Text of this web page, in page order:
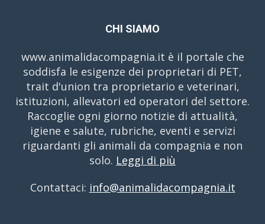
CHI SIAMO
www.animalidacompagnia.it è il portale che
soddisfa le esigenze dei proprietari di PET,
trait d'union tra proprietario e veterinari,
istituzioni, allevatori ed operatori del settore.
Raccoglie ogni giorno notizie di attualità,
igiene e salute, rubriche, eventi e servizi
riguardanti gli animali da compagnia e non
solo. Leggi di più
Contattaci: info@animalidacompagnia.it